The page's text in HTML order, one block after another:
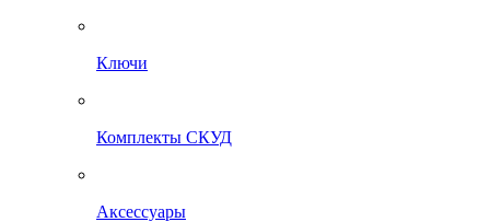
Ключи
Комплекты СКУД
Аксессуары